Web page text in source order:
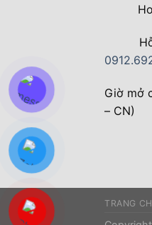
Giờ mở
– CN)
TRANG